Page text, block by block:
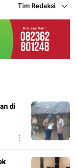
Tim Redaksi
di